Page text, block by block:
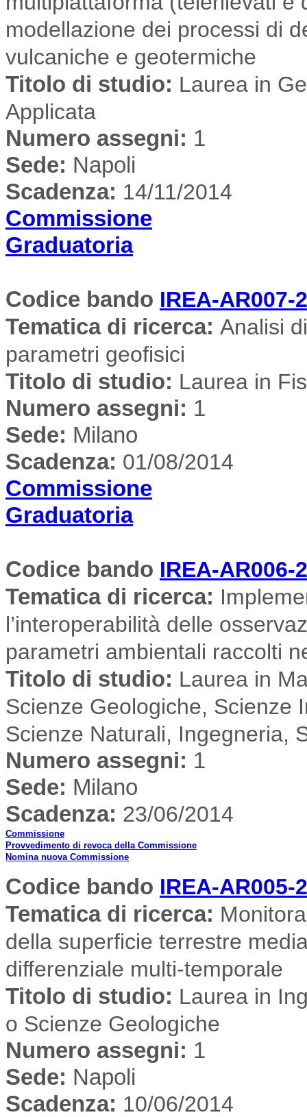
modellazione dei processi di
vulcaniche e geotermiche
Titolo di studio: Laurea in
Applicata
Numero assegni: 1
Sede: Napoli
Scadenza: 14/11/2014
Commissione
Graduatoria
Codice bando IREA-AR007-
Tematica di ricerca: Analisi
parametri geofisici
Titolo di studio: Laurea in
Numero assegni: 1
Sede: Milano
Scadenza: 01/08/2014
Commissione
Graduatoria
Codice bando IREA-AR006-
Tematica di ricerca:
l’interoperabilità delle
parametri ambientali raccolti
Titolo di studio: Laurea in
Scienze Geologiche, Scienze
Scienze Naturali, Ingegneria,
Numero assegni: 1
Sede: Milano
Scadenza: 23/06/2014
Commissione
Provvedimento di revoca della Commissione
Nomina nuova Commissione
Codice bando IREA-AR005-
Tematica di ricerca:
della superficie terrestre
differenziale multi-temporale
Titolo di studio: Laurea in
o Scienze Geologiche
Numero assegni: 1
Sede: Napoli
Scadenza: 10/06/2014